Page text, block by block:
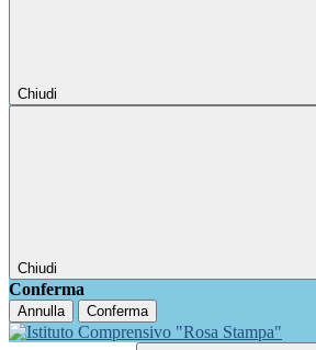
Chiudi
Chiudi
Conferma
Annulla Conferma